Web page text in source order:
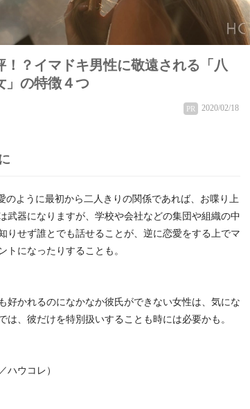
！？イマドキ男性に敬遠される「八
」の特徴４つ
PR 2020/02/18
のように最初から二人きりの関係であれば、お喋り上
武器になりますが、学校や会社などの集団や組織の中
りせず誰とでも話せることが、逆に恋愛をする上でマ
トになったりすることも。
好かれるのになかなか彼氏ができない女性は、気にな
は、彼だけを特別扱いすることも時には必要かも。
ハウコレ）